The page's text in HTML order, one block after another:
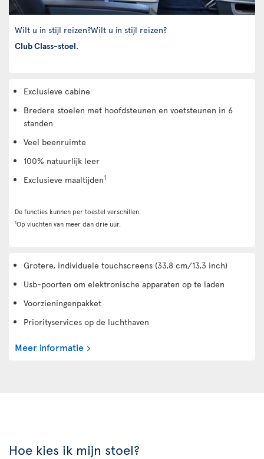
Wilt u in stijl reizen?Wilt u in stijl reizen?
Club Class-stoel.
Exclusieve cabine
Bredere stoelen met hoofdsteunen en voetsteunen in 6
standen
Veel beenruimte
100% natuurlijk leer
Exclusieve maaltijden1
De functies kunnen per toestel verschillen.
1Op vluchten van meer dan drie uur.
Grotere, individuele touchscreens (33,8 cm/13,3 inch)
Usb-poorten om elektronische apparaten op te laden
Voorzieningenpakket
Priorityservices op de luchthaven
Meer informatie
Hoe kies ik mijn stoel?